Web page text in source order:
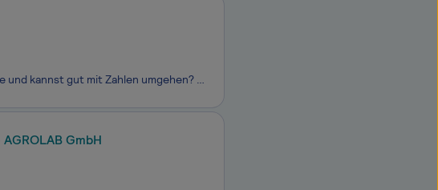
Du interessierst Dich für betriebswirtschaftliche Zusammenhänge und kannst gut mit Zahlen umgehen? Dann bewirb Dich für ein Duales Studium in Betriebswirtschaftslehre Du kannst im April oder im Oktober starten – direkt am Campus vor Ort oder ganz flexibel virtuell. Deine Praxisphasen absolvier
GmbH